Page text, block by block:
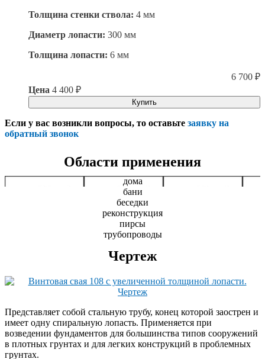
Толщина стенки ствола: 4 мм
Диаметр лопасти: 300 мм
Толщина лопасти: 6 мм
6 700 ₽
Цена 4 400 ₽
Купить
Если у вас возникли вопросы, то оставьте заявку на
обратный звонок
Области применения
дома
бани
беседки
реконструкция
пирсы
трубопроводы
Чертеж
Представляет собой стальную трубу, конец которой заострен и
имеет одну спиральную лопасть. Применяется при
возведении фундаментов для большинства типов сооружений
в плотных грунтах и для легких конструкций в проблемных
грунтах.